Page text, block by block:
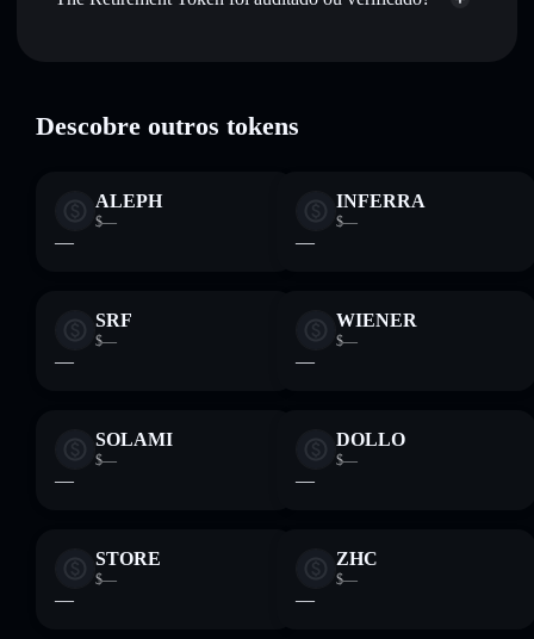
Be78Ld3SpYMif5YgxM4ipJx2eGSDcAaaCkHUzcV5pump
Descobre outros tokens
ALEPH
$—
—
INFERRA
$—
—
SRF
$—
—
WIENER
$—
—
SOLAMI
$—
—
DOLLO
$—
—
STORE
$—
—
ZHC
$—
—